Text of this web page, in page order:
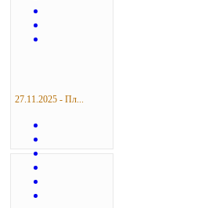
27.11.2025 - Пл...